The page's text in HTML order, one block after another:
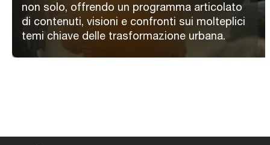
non solo, offrendo un programma articolato
di contenuti, visioni e confronti sui molteplici
temi chiave delle trasformazione urbana.